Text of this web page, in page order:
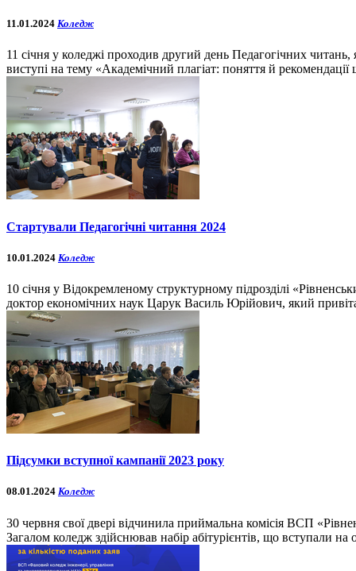
11.01.2024 Коледж
11 січня у коледжі проходив другий день Педагогічних
виступі на тему «Академічний плагіат: поняття й
Стартували Педагогічні читання 2024
10.01.2024 Коледж
10 січня у Відокремленому структурному підрозділі
доктор економічних наук Царук Василь Юрійович, який
Підсумки вступної кампанії 2023 року
08.01.2024 Коледж
30 червня свої двері відчинила приймальна комісія ВСП
Загалом коледж здійснював набір абітурієнтів, що вступали на